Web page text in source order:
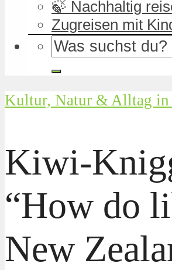
🍃 Nachhaltig
Zugreisen mit
Kultur, Natur & Alltag in
Kiwi-
“How do
New